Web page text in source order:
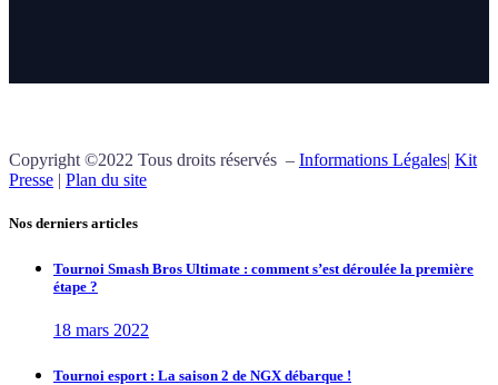
Copyright ©2022 Tous droits réservés – Informations Légales| Kit
Presse | Plan du site
Nos derniers articles
Tournoi Smash Bros Ultimate : comment s’est déroulée la première
étape ?
18 mars 2022
Tournoi esport : La saison 2 de NGX débarque !